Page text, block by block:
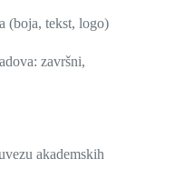
(boja, tekst, logo)
završni,
akademskih